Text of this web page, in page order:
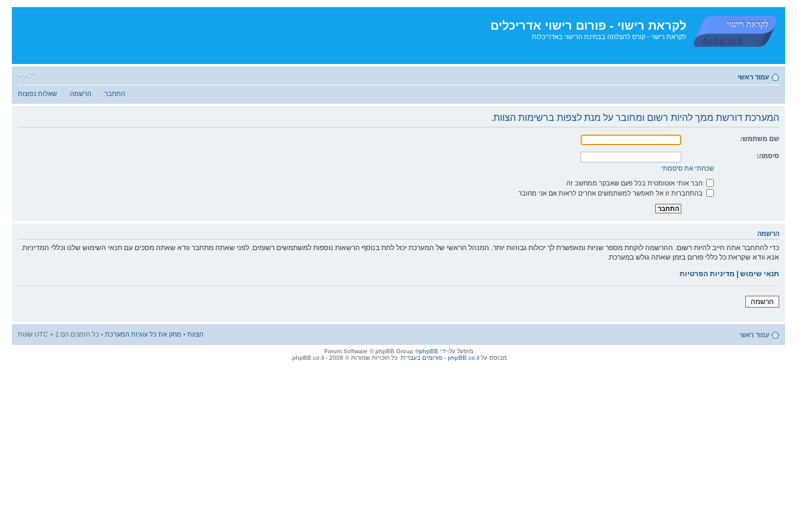
לקראת רישוי - פורום רישוי אדריכלים
לקראת רישוי - קורס להצלחה בבחינת הרישוי באדריכלות
לתוכן
עמוד ראשי
שאלות נפוצות הרשמה התחבר
המערכת דורשת ממך להיות רשום ומחובר על מנת לצפות ברשימות הצוות.
שם משתמש:
סיסמה:
שכחתי את סיסמתי
חבר אותי אוטומטית בכל פעם שאבקר ממחשב זה
בהתחברות זו אל תאפשר למשתמשים אחרים לראות אם אני מחובר
הרשמה
כדי להתחבר אתה חייב להיות רשום. ההרשמה לוקחת מספר שניות ומאפשרת לך יכולות גבוהות יותר. המנהל הראשי של המערכת יכול לתת בנוסף הרשאות נוספות למשתמשים רשומים. לפני שאתה מתחבר וודא שאתה מסכים עם תנאי השימוש שלנו וכללי המדיניות.
אנא וודא שקראת כל כללי פורום בזמן שאתה גולש במערכת.
תנאי שימוש | מדיניות הפרטיות
הרשמה
עמוד ראשי הצוות • מחק את כל עוגיות המערכת • כל הזמנים הם UTC + 2 שעות
מופעל על-ידי phpBB
® Forum Software © phpBB Group
מבוסס עלphpBB.co.il - פורומים בעברית . כל הזכויות שמורות © 2008 - phpBB.co.il.